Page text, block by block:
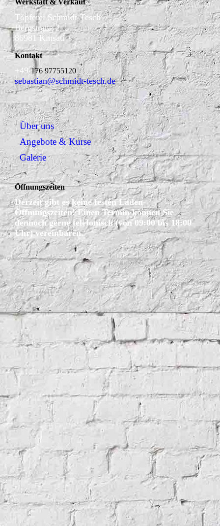
Werkstatt & Verkauf
Töpferei Schmidt-Tesch
Bergstraße 2
86981 Kinsau
Kontakt
+49176 97755120
sebastian@schmidt-tesch.de
Über uns
Angebote & Kurse
Galerie
Öffnungszeiten
Derzeit gibt es keine festen Laden-
Öffnungszeiten! Einen Termin können Sie
dennoch gerne telefonisch (von 09:00 bis 18:00
Uhr) vereinbaren.